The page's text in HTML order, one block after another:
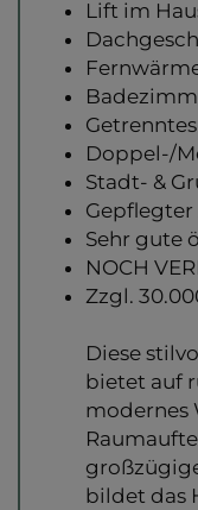
Lift im
Doppel-/
Stadt- &
Gepflegter
Sehr gute
NOCH
Zzgl.
Diese
bietet auf
modernes
bildet das